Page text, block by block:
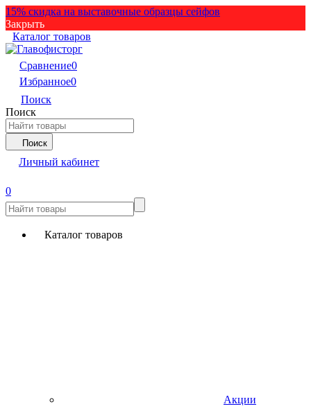
15% скидка на выставочные образцы сейфов
Закрыть
Каталог товаров
Сравнение0
Избранное0
Поиск
Поиск
Поиск
Личный кабинет
0
Каталог товаров
Акции